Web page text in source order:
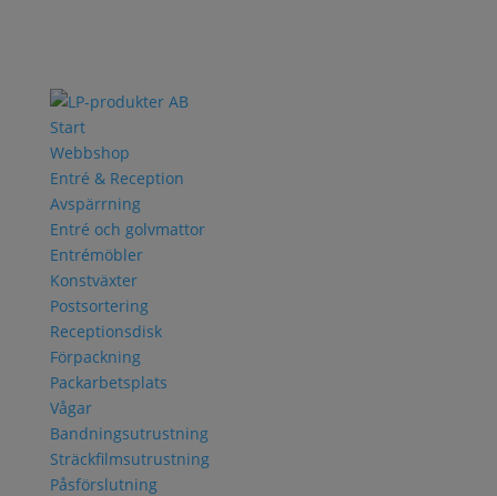
Start
Webbshop
Entré & Reception
Avspärrning
Entré och golvmattor
Entrémöbler
Konstväxter
Postsortering
Receptionsdisk
Förpackning
Packarbetsplats
Vågar
Bandningsutrustning
Sträckfilmsutrustning
Påsförslutning